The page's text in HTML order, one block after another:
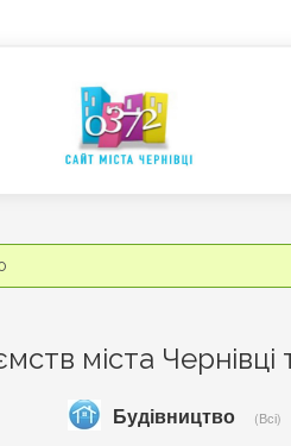
міста Чернівці
Будівництво (Всі)